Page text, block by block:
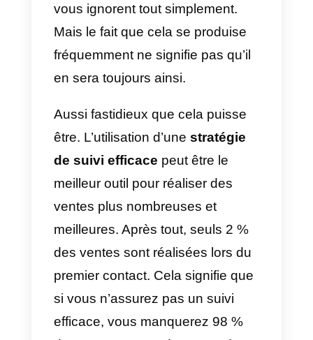
se produit parce queles leads ou
les prospectsne réagissent
généralement pas bien à cela. Ils
laissent généralement des
messages sans réponse, ne sont
pas intéressés, vous rejettent ou
vous ignorent tout simplement.
Mais le fait que cela se produise
fréquemment ne signifie pas qu’il
en sera toujours ainsi.
Aussi fastidieux que cela puisse